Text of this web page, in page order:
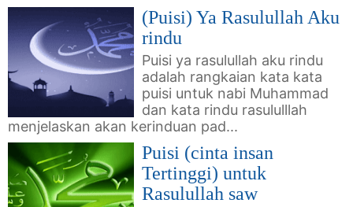
(Puisi) Ya Rasulullah Aku
rindu
Puisi ya rasulullah aku rindu
adalah rangkaian kata kata
puisi untuk nabi Muhammad
dan kata rindu rasululllah
menjelaskan akan kerinduan pad...
Puisi (cinta insan
Tertinggi) untuk
Rasulullah saw